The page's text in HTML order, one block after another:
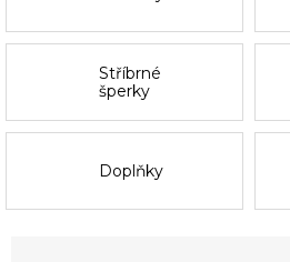
Stříbrné
šperky
Doplňky